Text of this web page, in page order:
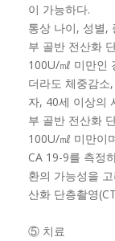
이 가능하다.
통상 나이, 성별,
부 골반 전산화
100U/㎖ 미만인
더라도 체중감소
자, 40세 이상의
부 골반 전산화
100U/㎖ 미만이
CA 19-9를 측정
환의 가능성을
산화 단층촬영
⑤ 치료